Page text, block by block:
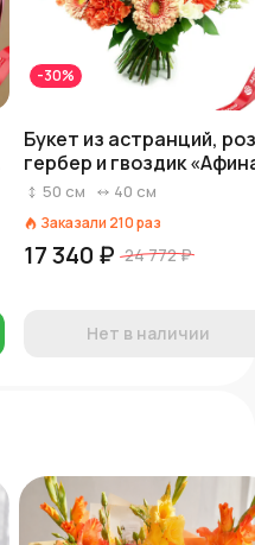
-30%
Букет из астранций,
гербер и гвоздик
50 см 40 см
Заказали 210раз
17 340 ₽ 24 772 ₽
Нет в наличии